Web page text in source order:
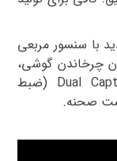
با سنسور مربعی
چرخاندن گوشی،
Dual (ضبط
صحنه.